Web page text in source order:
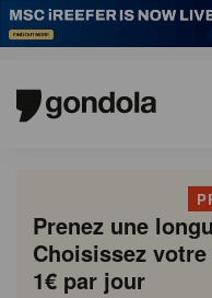
Prenez une
Choisissez
1€ par jour